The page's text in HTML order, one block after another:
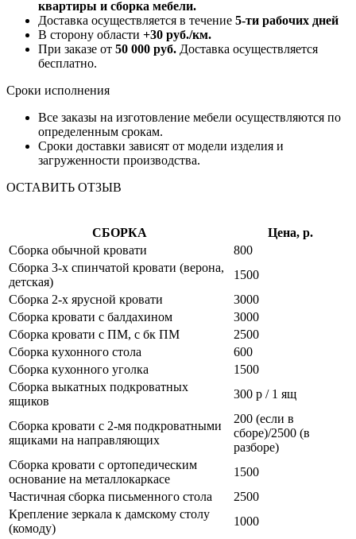
квартиры и сборка мебели.
Доставка осуществляется в течение 5-ти рабочих дней
В сторону области +30 руб./км.
При заказе от 50 000 руб. Доставка осуществляется
бесплатно.
Сроки исполнения
Все заказы на изготовление мебели осуществляются по
определенным срокам.
Сроки доставки зависят от модели изделия и
загруженности производства.
ОСТАВИТЬ ОТЗЫВ
СБОРКА
Цена, р.
Сборка обычной кровати
800
Сборка 3-х спинчатой кровати (верона,
детская)
1500
Сборка 2-х ярусной кровати
3000
Сборка кровати с балдахином
3000
Сборка кровати с ПМ, с бк ПМ
2500
Сборка кухонного стола
600
Сборка кухонного уголка
1500
Сборка выкатных подкроватных
ящиков
300 р / 1 ящ
Сборка кровати с 2-мя подкроватными
ящиками на направляющих
200 (если в
сборе)/2500 (в
разборе)
Сборка кровати с ортопедическим
основание на металлокаркасе
1500
Частичная сборка письменного стола
2500
Крепление зеркала к дамскому столу
(комоду)
1000